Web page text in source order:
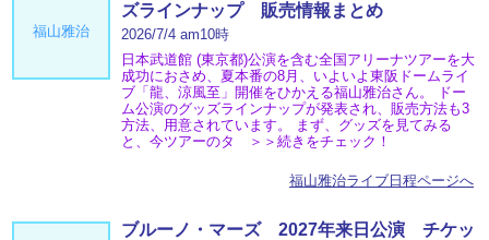
福山雅治
ズラインナップ 販売情報まとめ
2026/7/4 am10時
日本武道館 (東京都)公演を含む全国アリーナツアーを大
成功におさめ、夏本番の8月、いよいよ東阪ドームライ
ブ「龍、涼風至」開催をひかえる福山雅治さん。 ドー
ム公演のグッズラインナップが発表され、販売方法も3
方法、用意されています。 まず、グッズを見てみる
と、今ツアーのタ ＞＞続きをチェック！
福山雅治ライブ日程ページへ
ブルーノ・マーズ 2027年来日公演 チケッ